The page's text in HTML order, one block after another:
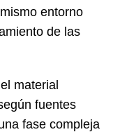
entorno
de las
material
fuentes
fase compleja